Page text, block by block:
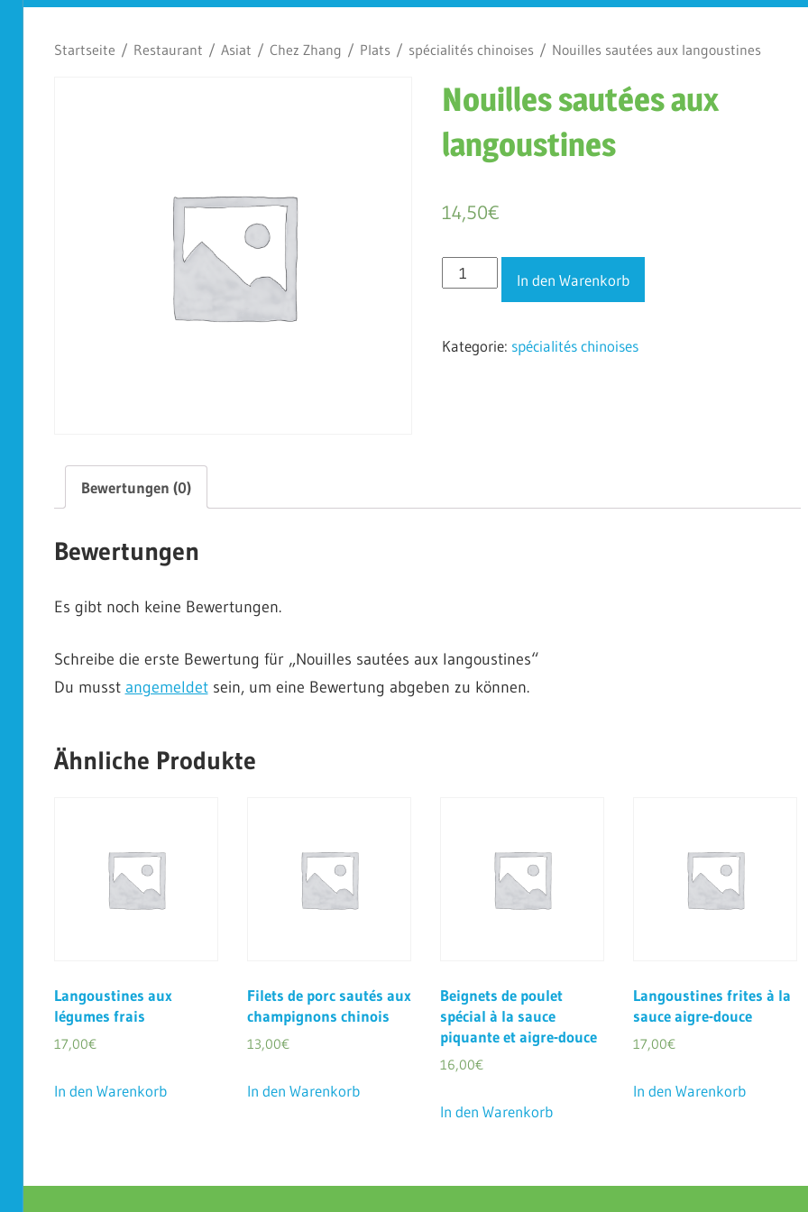
Koplescht
Startseite / Restaurant / Asiat / Chez Zhang / Plats/ spécialités chinoises/ Nouilles sautées aux langoustines
Nouilles sautées aux
langoustines
14,50€
Nouilles
langoustines
In den Warenkorb
Kategorie: spécialités chinoises
Bewertungen (0)
Bewertungen
Es gibt noch keine Bewertungen.
Schreibe die erste Bewertung für „Nouilles sautées aux langoustines“
Du musst angemeldetsein, um eine Bewertung abgeben zu können.
Ähnliche Produkte
Langoustines aux
légumes frais
17,00€
In den Warenkorb
Filets de porc sautés aux
champignons chinois
13,00€
In den Warenkorb
Beignets de poulet
spécial à la sauce
piquante et aigre-douce
16,00€
In den Warenkorb
Langoustines frites à la
sauce aigre-douce
17,00€
In den Warenkorb